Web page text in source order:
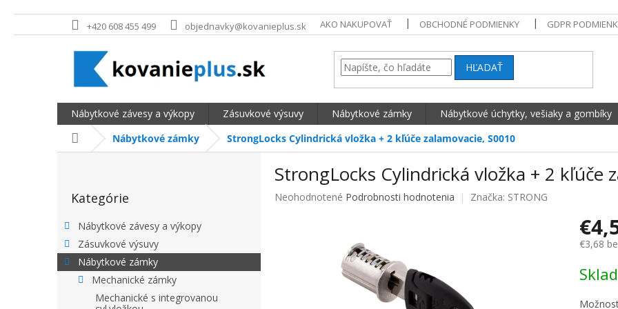
Prejsť na obsah +420 608 455 499 objednavky@kovanieplus.sk AKO NAKUPOVAŤ OBCHODNÉ PODMIENKY GDPR
HĽADAŤ
Nábytkové závesy a výkopy Zásuvkové výsuvy Nábytkové zámky Nábytkové úchytky, vešiaky a gombíky
DomovNábytkové zámky StrongLocks Cylindrická vložka + 2 kľúče zalamovacie, S0010
BOČNÝ PANEL
Kategórie
Nábytkové závesy a výkopy
Zásuvkové výsuvy
Nábytkové zámky
Mechanické zámky
Mechanické s integrovanou
StrongLocks Cylindrická vložka + 2 kľúče
Priemerné hodnotenie produktu je 0,0 z 5 hviezdičiek.
Neohodnotené Podrobnosti hodnotenia Značka: STRONG
€3,68